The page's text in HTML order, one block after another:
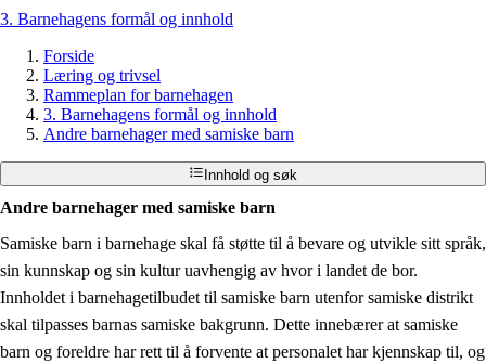
3. Barnehagens formål og innhold
Forside
Læring og trivsel
Rammeplan for barnehagen
3. Barnehagens formål og innhold
Andre barnehager med samiske barn
Innhold og søk
Andre barnehager med samiske barn
Samiske barn i barnehage skal få støtte til å bevare og utvikle sitt språk,
sin kunnskap og sin kultur uavhengig av hvor i landet de bor.
Innholdet i barnehagetilbudet til samiske barn utenfor samiske distrikt
skal tilpasses barnas samiske bakgrunn. Dette innebærer at samiske
barn og foreldre har rett til å forvente at personalet har kjennskap til, og